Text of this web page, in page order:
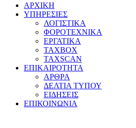
ΑΡΧΙΚΗ
ΥΠΗΡΕΣΙΕΣ
ΛΟΓΙΣΤΙΚΑ
ΦΟΡΟΤΕΧΝΙΚΑ
ΕΡΓΑΤΙΚΑ
TAXBOX
TAXSCAN
ΕΠΙΚΑΙΡΟΤΗΤΑ
ΑΡΘΡΑ
ΔΕΛΤΙΑ ΤΥΠΟΥ
ΕΙΔΗΣΕΙΣ
ΕΠΙΚΟΙΝΩΝΙΑ